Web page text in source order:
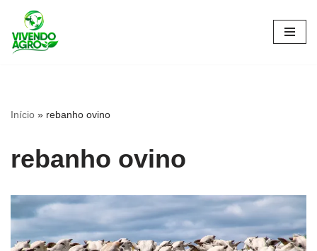
Pular
para
Início » rebanho ovino
rebanho ovino